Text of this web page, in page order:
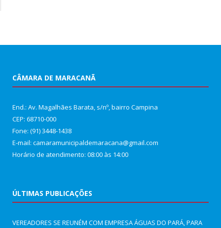
CÂMARA DE MARACANÃ
End.: Av. Magalhães Barata, s/nº, bairro Campina
CEP: 68710-000
Fone: (91) 3448-1438
E-mail: camaramunicipaldemaracana@gmail.com
Horário de atendimento: 08:00 às 14:00
ÚLTIMAS PUBLICAÇÕES
VEREADORES SE REUNÉM COM EMPRESA ÁGUAS DO PARÁ, PARA